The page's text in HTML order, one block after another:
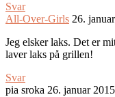
Svar
All-Over-Girls 26.
Jeg elsker laks. Det er
laver laks på grillen!
Svar
pia sroka 26. januar